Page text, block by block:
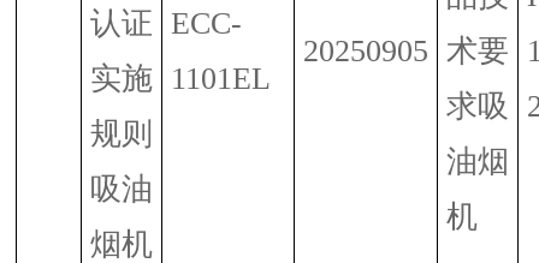
认证
实施
规则
吸油
烟机
ECC-
1101EL
20250905 术要
求吸
油烟
机